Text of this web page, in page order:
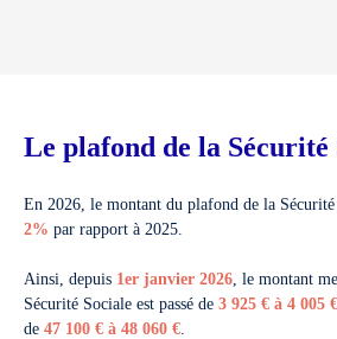
Le plafond de la Sécurité
En 2026, le montant du plafond de la Sécurité
2% par rapport à 2025.
Ainsi, depuis 1er janvier 2026 , le montant
Sécurité Sociale est passé de 3 925 € à 4 005 €
de 47 100 € à 48 060 €